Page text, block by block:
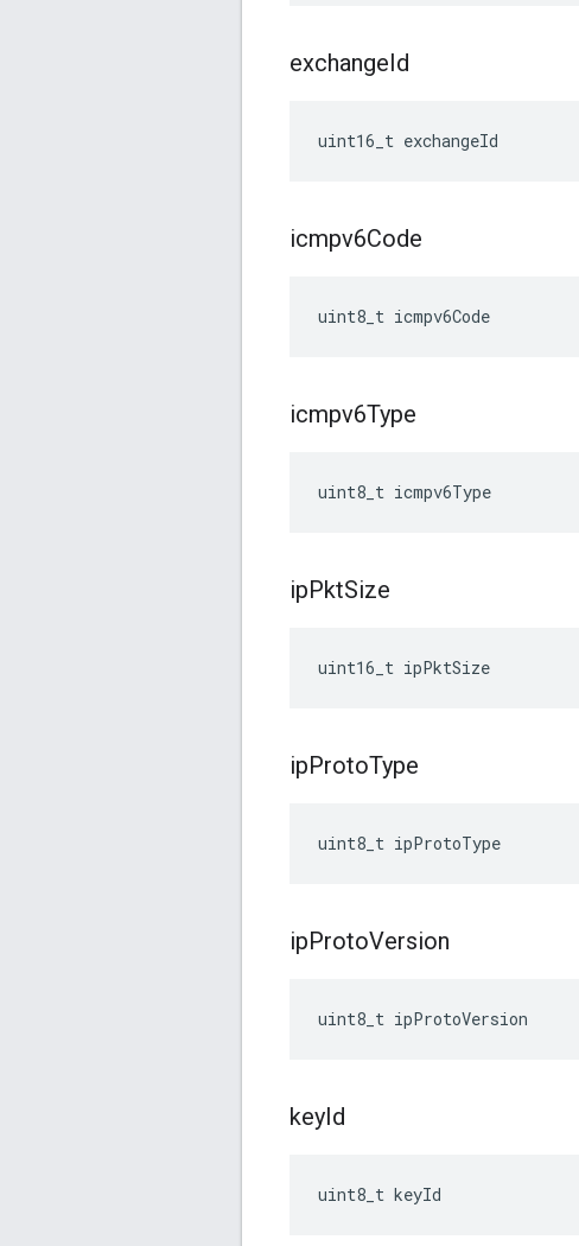
exchangeId
uint16_t exchangeId
icmpv6Code
uint8_t icmpv6Code
icmpv6Type
uint8_t icmpv6Type
ipPktSize
uint16_t ipPktSize
ipProtoType
uint8_t ipProtoType
ipProtoVersion
uint8_t ipProtoVersion
keyId
uint8_t keyId